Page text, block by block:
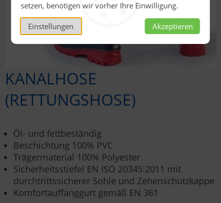
setzen, benötigen wir vorher Ihre Einwilligung.
Einstellungen Akzeptieren
KANALHOSE
(RETTUNGSHOSE)
Öl- und fettbeständig
Beschichtung 100% PVC
Trägermaterial 100% Polyester
Sicherheitsstiefel EN ISO 20345:2011 mit
durchtrittssicherer Sohle und Zehenschutzkappe
Komfortauffanggurt gemäß EN 361